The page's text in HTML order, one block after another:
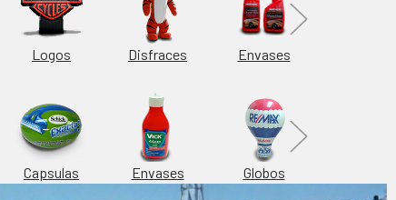
Logos Disfraces Envases
Capsulas Envases Globos